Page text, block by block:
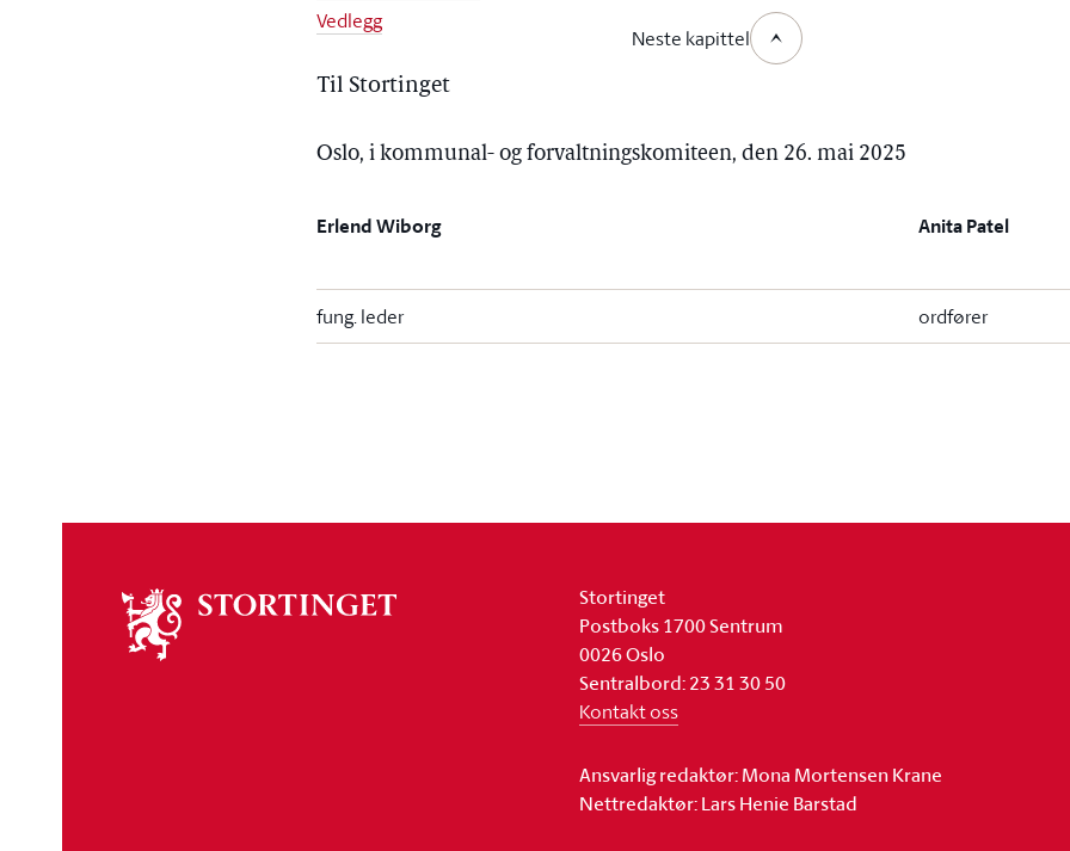
Vedlegg
Neste kapittel
Til Stortinget
Oslo, i kommunal- og forvaltningskomiteen, den 26. mai 2025
Erlend Wiborg Anita Patel
fung. leder ordfører
stortinget
Stortinget
Postboks 1700 Sentrum
0026 Oslo
Sentralbord: 23 31 30 50
Kontakt oss
Ansvarlig redaktør: Mona Mortensen Krane
Nettredaktør: Lars Henie Barstad